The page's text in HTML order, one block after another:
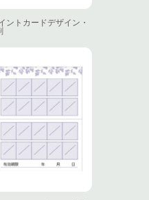
ントカードデザイン・